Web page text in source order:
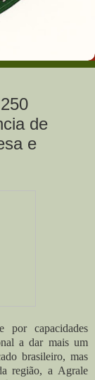
de
e
por capacidades
a dar mais um
brasileiro, mas
região, a Agrale